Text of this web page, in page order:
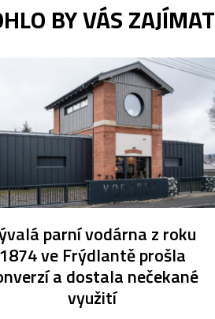
BY VÁS ZAJÍMAT
parní vodárna z roku
1874 ve Frýdlantě prošla
a dostala nečekané
využití